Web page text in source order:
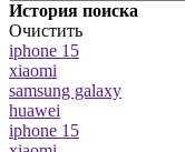
История поиска
Очистить
iphone 15
xiaomi
samsung galaxy
huawei
iphone 15